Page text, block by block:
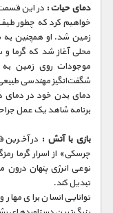
دمای حیات : در این
خواهیم کرد که چطور
زمین شد. او همچنین به
محلی آغاز شد که گرما
موجودات روی زمین به
شگفت‌انگیز مهندسی
دمای بدن خود در دمای
برنامه شاهد یک عمل
بازی با آتش :در آخرین
چرسکی» از اسرار گرما
نوعی انرژی پنهان درون
تبدیل کند.
توانایی انسان برای